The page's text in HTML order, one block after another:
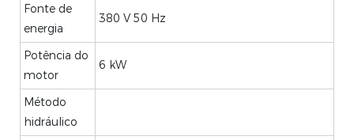
Fonte de
energia
380 V 50 Hz
Potência do
motor
6 kW
Método
hidráulico